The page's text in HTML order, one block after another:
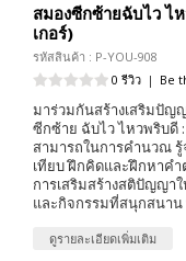
สมองซีกซ้ายฉับไว ไ
เกอร์)
รหัสสินค้า : P-YOU-908
0 รีวิว | Be
มาร่วมกันสร้างเสริมปั
ซีกซ้าย ฉับไว ไหวพริบดี
สามารถในการคำนวณ รู้
เทียบ ฝึกคิดและฝึกหาค
การเสริมสร้างสติปัญญา
และกิจกรรมที่สนุกสนาน
ดูรายละเอียดเพิ่มเติม